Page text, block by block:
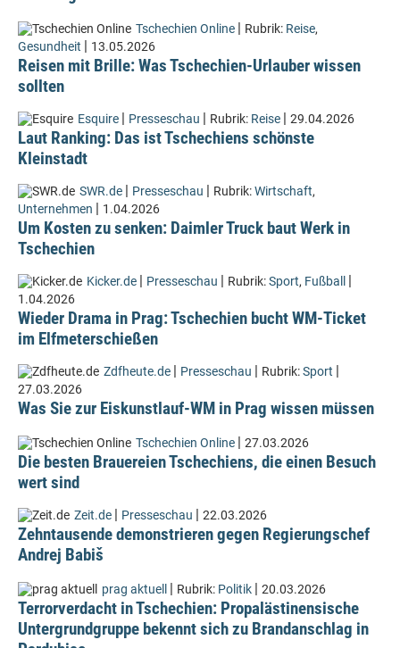
Tschechien Online | Rubrik: Reise,
Gesundheit | 13.05.2026
Reisen mit Brille: Was Tschechien-Urlauber wissen
sollten
Esquire | Presseschau | Rubrik: Reise | 29.04.2026
Laut Ranking: Das ist Tschechiens schönste
Kleinstadt
SWR.de | Presseschau | Rubrik:Wirtschaft,
Unternehmen | 1.04.2026
Um Kosten zu senken: Daimler Truck baut Werk in
Tschechien
Kicker.de | Presseschau | Rubrik:Sport, Fußball |
1.04.2026
Wieder Drama in Prag: Tschechien bucht WM-Ticket
im Elfmeterschießen
Zdfheute.de | Presseschau | Rubrik:Sport |
27.03.2026
Was Sie zur Eiskunstlauf-WM in Prag wissen müssen
Tschechien Online | 27.03.2026
Die besten Brauereien Tschechiens, die einen Besuch
wert sind
Zeit.de | Presseschau | 22.03.2026
Zehntausende demonstrieren gegen Regierungschef
Andrej Babiš
prag aktuell | Rubrik: Politik | 20.03.2026
Terrorverdacht in Tschechien: Propalästinensische
Untergrundgruppe bekennt sich zu Brandanschlag in